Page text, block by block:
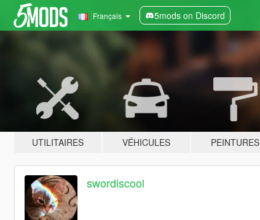
Français 5mods on Discord
UTILITAIRES VÉHICULES PEINTURES
swordiscool